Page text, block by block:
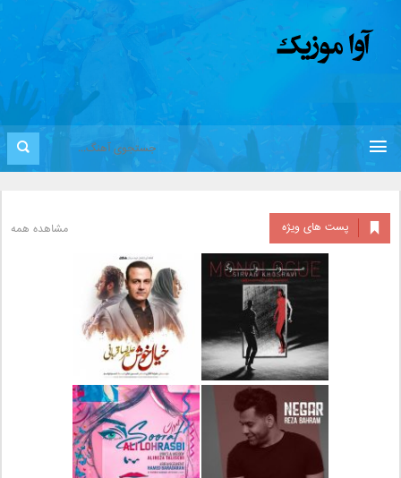
پست های ویژه مشاهده همه
دانلود آلبوم جدید سیروان
خسروی بنام مونولوگ
دانلود آهنگ جدید علیرضا
قربانی بنام خیال خوش